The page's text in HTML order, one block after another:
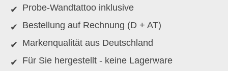
Probe-Wandtattoo inklusive
Bestellung auf Rechnung (D + AT)
Markenqualität aus Deutschland
Für Sie hergestellt - keine Lagerware